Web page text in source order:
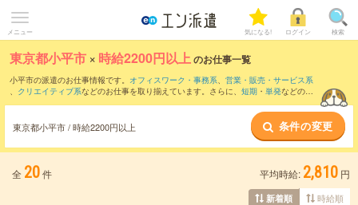
メニュー 気になる! ログイン 検索
東京都小平市 × 時給2200円以上のお仕事一覧
小平市の派遣のお仕事情報です。 オフィスワーク・事務系、 営業・販売・サービス系
、 クリエイティブ系などのお仕事を取り揃えています。さらに、 短期 ・ 単発などの期
東京都小平市 / 時給2200円以上 条件の変更
全 20件 平均時給: 2,810 円
新着順 時給順